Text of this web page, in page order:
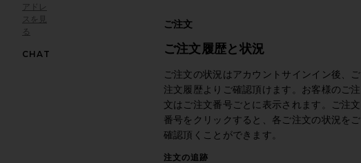
アドレ
スを見
る
モーダルウィンドウで開きます
CHAT
ご注文
ご注文履歴と状況
ご注文の状況はアカウントサインイン後、ご
注文履歴よりご確認頂けます。お客様のご注
文はご注文番号ごとに表示されます。ご注文
番号をクリックすると、各ご注文の状況をご
確認頂くことができます。
注文の追跡